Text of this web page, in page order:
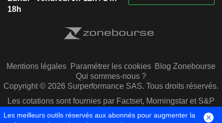
18h
Mentions légales Paramétrer les cookies Blog Zonebourse
Qui sommes-nous ?
Copyright © 2026 Surperformance SAS. Tous droits réservés.
Les cotations sont fournies par Factset, Morningstar et S&P
Capital IQ
Les meilleurs outils réservés aux abonnés pour augmenter la